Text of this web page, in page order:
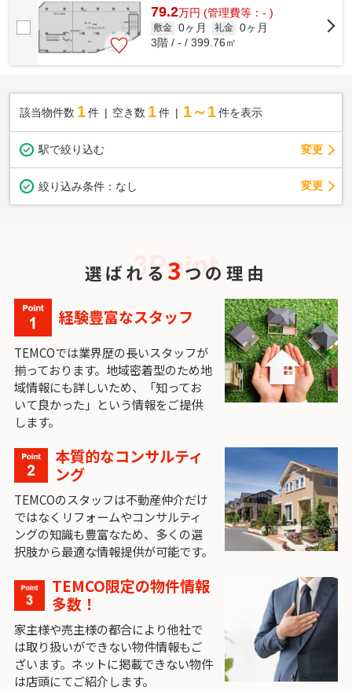
79.2万円 (管理費等：- )
敷金 0ヶ月 礼金 0ヶ月
3階 / - / 399.76㎡
該当物件数 1件 空き数 1 件 1～1 件を表示
駅で絞り込む 変更
絞り込み条件： なし 変更
選ばれる 3 つの理由
経験豊富なスタッフ
TEMCOでは業界歴の長いスタッフが
揃っております。地域密着型のため地
域情報にも詳しいため、「知ってお
いて良かった」という情報をご提供
します。
本質的なコンサルティ
ング
TEMCOのスタッフは不動産仲介だけ
ではなくリフォームやコンサルティ
ングの知識も豊富なため、多くの選
択肢から最適な情報提供が可能です。
TEMCO限定の物件情報
多数！
家主様や売主様の都合により他社で
は取り扱いができない物件情報もご
ざいます。ネットに掲載できない物件
は店頭にてご紹介します。